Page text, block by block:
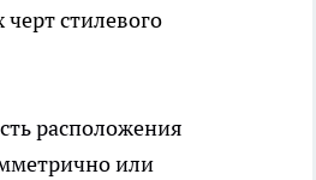
стилевого
расположения
или